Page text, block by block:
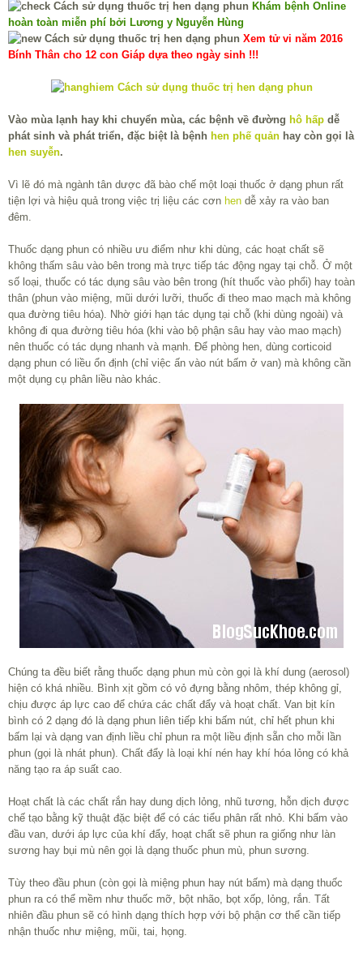
Khám bệnh Online
hoàn toàn miễn phí bởi Lương y Nguyễn Hùng
Xem tử vi năm 2016
Bính Thân cho 12 con Giáp dựa theo ngày sinh !!!
Vào mùa lạnh hay khi chuyển mùa, các bệnh về đường hô hấp dễ
phát sinh và phát triển, đặc biệt là bệnh hen phế quản hay còn gọi là
hen suyễn.
Vì lẽ đó mà ngành tân dược đã bào chế một loại thuốc ở dạng phun rất
tiện lợi và hiệu quả trong việc trị liệu các cơn hen dễ xảy ra vào ban
đêm.
Thuốc dạng phun có nhiều ưu điểm như khi dùng, các hoạt chất sẽ
không thấm sâu vào bên trong mà trực tiếp tác động ngay tại chỗ. Ở một
số loại, thuốc có tác dụng sâu vào bên trong (hít thuốc vào phổi) hay toàn
thân (phun vào miệng, mũi dưới lưỡi, thuốc đi theo mao mạch mà không
qua đường tiêu hóa). Nhờ giới hạn tác dụng tại chỗ (khi dùng ngoài) và
không đi qua đường tiêu hóa (khi vào bộ phận sâu hay vào mao mạch)
nên thuốc có tác dụng nhanh và mạnh. Để phòng hen, dùng corticoid
dạng phun có liều ổn định (chỉ việc ấn vào nút bấm ở van) mà không cần
một dụng cụ phân liều nào khác.
Chúng ta đều biết rằng thuốc dạng phun mù còn gọi là khí dung (aerosol)
hiện có khá nhiều. Bình xịt gồm có vỏ đựng bằng nhôm, thép không gỉ,
chịu được áp lực cao để chứa các chất đẩy và hoạt chất. Van bịt kín
bình có 2 dạng đó là dạng phun liên tiếp khi bấm nút, chỉ hết phun khi
bấm lại và dạng van định liều chỉ phun ra một liều định sẵn cho mỗi lần
phun (gọi là nhát phun). Chất đẩy là loại khí nén hay khí hóa lỏng có khả
năng tạo ra áp suất cao.
Hoạt chất là các chất rắn hay dung dịch lỏng, nhũ tương, hỗn dịch được
chế tạo bằng kỹ thuật đặc biệt để có các tiểu phân rất nhỏ. Khi bấm vào
đầu van, dưới áp lực của khí đẩy, hoạt chất sẽ phun ra giống như làn
sương hay bụi mù nên gọi là dạng thuốc phun mù, phun sương.
Tùy theo đầu phun (còn gọi là miệng phun hay nút bấm) mà dạng thuốc
phun ra có thể mềm như thuốc mỡ, bột nhão, bọt xốp, lỏng, rắn. Tất
nhiên đầu phun sẽ có hình dạng thích hợp với bộ phận cơ thể cần tiếp
nhận thuốc như miệng, mũi, tai, họng.